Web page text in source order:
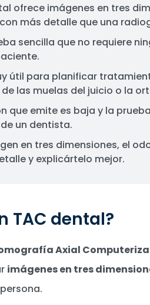
ofrece imágenes en tres
más detalle que una
sencilla que no requiere
útil para planificar
las muelas del juicio o la
que emite es baja y la
un dentista.
en tres dimensiones, el
y explicártelo mejor.
TAC dental?
Axial
imágenes en tres